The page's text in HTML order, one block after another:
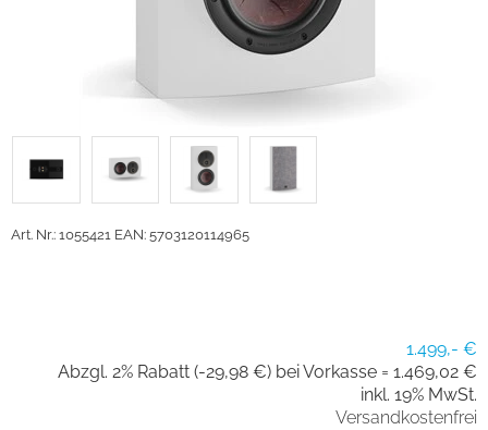
Art. Nr.: 1055421 EAN: 5703120114965
1.499,- €
Abzgl. 2% Rabatt (-29,98 €) bei Vorkasse = 1.469,02 €
inkl. 19% MwSt.
Versandkostenfrei